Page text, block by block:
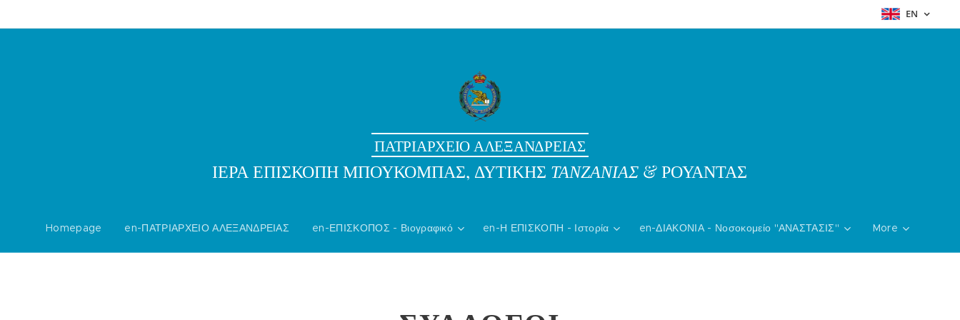
EN
ΠΑΤΡΙΑΡΧΕΙΟ ΑΛΕΞΑΝΔΡΕΙΑΣ
ΙΕΡΑ ΕΠΙΣΚΟΠΗ ΜΠΟΥΚΟΜΠΑΣ, ΔΥΤΙΚΗΣ ΤΑΝΖΑΝΙΑΣ & ΡΟΥΑΝΤΑΣ
Homepage en-ΠΑΤΡΙΑΡΧΕΙΟ ΑΛΕΞΑΝΔΡΕΙΑΣ en-ΕΠΙΣΚΟΠΟΣ - Βιογραφικό en-Η ΕΠΙΣΚΟΠΗ - Ιστορία en-ΔΙΑΚΟΝΙΑ - Νοσοκομείο "ΑΝΑΣΤΑΣΙΣ" More